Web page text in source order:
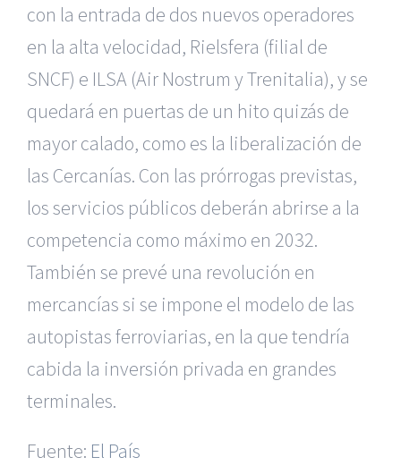
con la entrada de dos nuevos operadores
en la alta velocidad, Rielsfera (filial de
SNCF) e ILSA (Air Nostrum y Trenitalia), y se
quedará en puertas de un hito quizás de
mayor calado, como es la liberalización de
las Cercanías. Con las prórrogas previstas,
los servicios públicos deberán abrirse a la
competencia como máximo en 2032.
También se prevé una revolución en
mercancías si se impone el modelo de las
autopistas ferroviarias, en la que tendría
cabida la inversión privada en grandes
terminales.
Fuente: El País
|Reclamación de Accidentes en Murcia | Reclamación
de Accidentes en Madrid |BGD Abogados Madrid|
|Formación para Abogados